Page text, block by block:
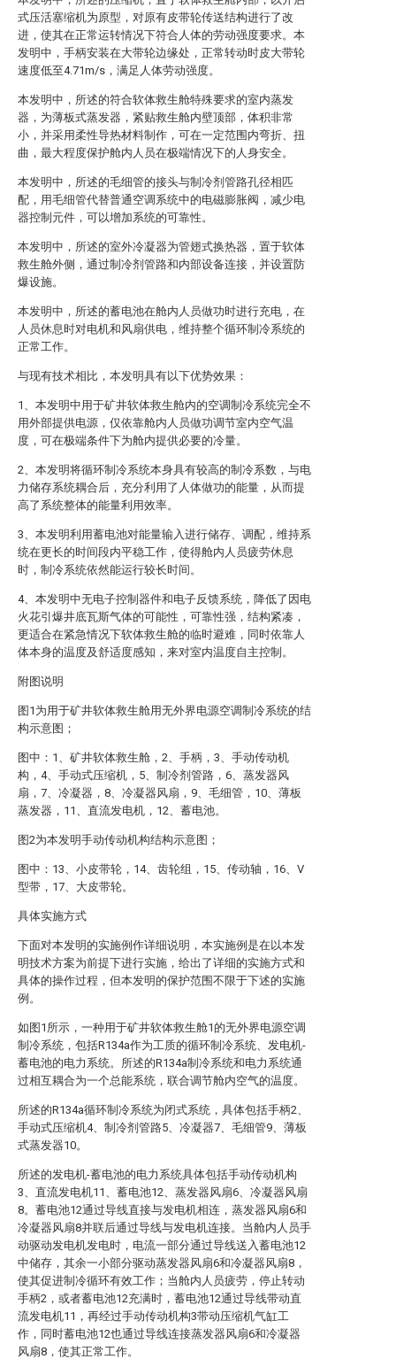
式压活塞缩机为原型，对原有皮带轮传送结构进行了改
进，使其在正常运转情况下符合人体的劳动强度要求。本
发明中，手柄安装在大带轮边缘处，正常转动时皮大带轮
速度低至4.71m/s，满足人体劳动强度。
本发明中，所述的符合软体救生舱特殊要求的室内蒸发
器，为薄板式蒸发器，紧贴救生舱内壁顶部，体积非常
小，并采用柔性导热材料制作，可在一定范围内弯折、扭
曲，最大程度保护舱内人员在极端情况下的人身安全。
本发明中，所述的毛细管的接头与制冷剂管路孔径相匹
配，用毛细管代替普通空调系统中的电磁膨胀阀，减少电
器控制元件，可以增加系统的可靠性。
本发明中，所述的室外冷凝器为管翅式换热器，置于软体
救生舱外侧，通过制冷剂管路和内部设备连接，并设置防
爆设施。
本发明中，所述的蓄电池在舱内人员做功时进行充电，在
人员休息时对电机和风扇供电，维持整个循环制冷系统的
正常工作。
与现有技术相比，本发明具有以下优势效果：
1、本发明中用于矿井软体救生舱内的空调制冷系统完全不
用外部提供电源，仅依靠舱内人员做功调节室内空气温
度，可在极端条件下为舱内提供必要的冷量。
2、本发明将循环制冷系统本身具有较高的制冷系数，与电
力储存系统耦合后，充分利用了人体做功的能量，从而提
高了系统整体的能量利用效率。
3、本发明利用蓄电池对能量输入进行储存、调配，维持系
统在更长的时间段内平稳工作，使得舱内人员疲劳休息
时，制冷系统依然能运行较长时间。
4、本发明中无电子控制器件和电子反馈系统，降低了因电
火花引爆井底瓦斯气体的可能性，可靠性强，结构紧凑，
更适合在紧急情况下软体救生舱的临时避难，同时依靠人
体本身的温度及舒适度感知，来对室内温度自主控制。
附图说明
图1为用于矿井软体救生舱用无外界电源空调制冷系统的结
构示意图；
图中：1、矿井软体救生舱，2、手柄，3、手动传动机
构，4、手动式压缩机，5、制冷剂管路，6、蒸发器风
扇，7、冷凝器，8、冷凝器风扇，9、毛细管，10、薄板
蒸发器，11、直流发电机，12、蓄电池。
图2为本发明手动传动机构结构示意图；
图中：13、小皮带轮，14、齿轮组，15、传动轴，16、V
型带，17、大皮带轮。
具体实施方式
下面对本发明的实施例作详细说明，本实施例是在以本发
明技术方案为前提下进行实施，给出了详细的实施方式和
具体的操作过程，但本发明的保护范围不限于下述的实施
例。
如图1所示，一种用于矿井软体救生舱1的无外界电源空调
制冷系统，包括R134a作为工质的循环制冷系统、发电机-
蓄电池的电力系统。所述的R134a制冷系统和电力系统通
过相互耦合为一个总能系统，联合调节舱内空气的温度。
所述的R134a循环制冷系统为闭式系统，具体包括手柄2、
手动式压缩机4、制冷剂管路5、冷凝器7、毛细管9、薄板
式蒸发器10。
所述的发电机-蓄电池的电力系统具体包括手动传动机构
3、直流发电机11、蓄电池12、蒸发器风扇6、冷凝器风扇
8。蓄电池12通过导线直接与发电机相连，蒸发器风扇6和
冷凝器风扇8并联后通过导线与发电机连接。当舱内人员手
动驱动发电机发电时，电流一部分通过导线送入蓄电池12
中储存，其余一小部分驱动蒸发器风扇6和冷凝器风扇8，
使其促进制冷循环有效工作；当舱内人员疲劳，停止转动
手柄2，或者蓄电池12充满时，蓄电池12通过导线带动直
流发电机11，再经过手动传动机构3带动压缩机气缸工
作，同时蓄电池12也通过导线连接蒸发器风扇6和冷凝器
风扇8，使其正常工作。